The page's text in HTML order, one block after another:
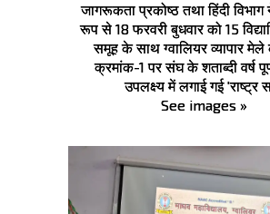
जागरूकता प्रकोष्ठ तथा हिंदी विभाग
रूप से 18 फरवरी बुधवार को 15
समूह के साथ ग्वालियर व्यापार मेले
क्रमांक-1 पर संघ के शताब्दी वर्ष
उपलक्ष्य में लगाई गई 'राष्ट्र
See images »